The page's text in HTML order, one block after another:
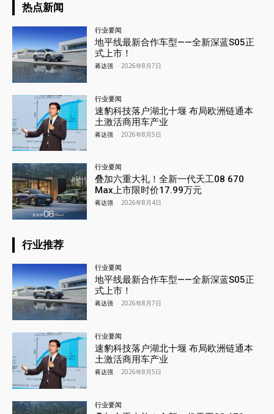
热点新闻
行业要闻
地平线最新合作车型——全新深蓝S05正
式上市！
蒋达强 - 2026年8月7日
行业要闻
速豹科技落户湖北十堰 布局欧洲链通本
土激活商用车产业
蒋达强 - 2026年8月5日
行业要闻
叠加六重大礼！全新一代天工08 670
Max上市限时价17.99万元
蒋达强 - 2026年8月4日
行业推荐
行业要闻
地平线最新合作车型——全新深蓝S05正
式上市！
蒋达强 - 2026年8月7日
行业要闻
速豹科技落户湖北十堰 布局欧洲链通本
土激活商用车产业
蒋达强 - 2026年8月5日
行业要闻